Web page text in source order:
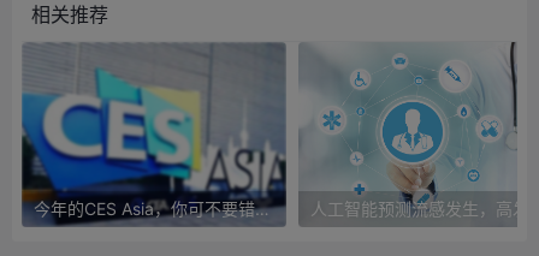
相关推荐
今年的CES Asia，你可不要错过这些自动驾驶看点